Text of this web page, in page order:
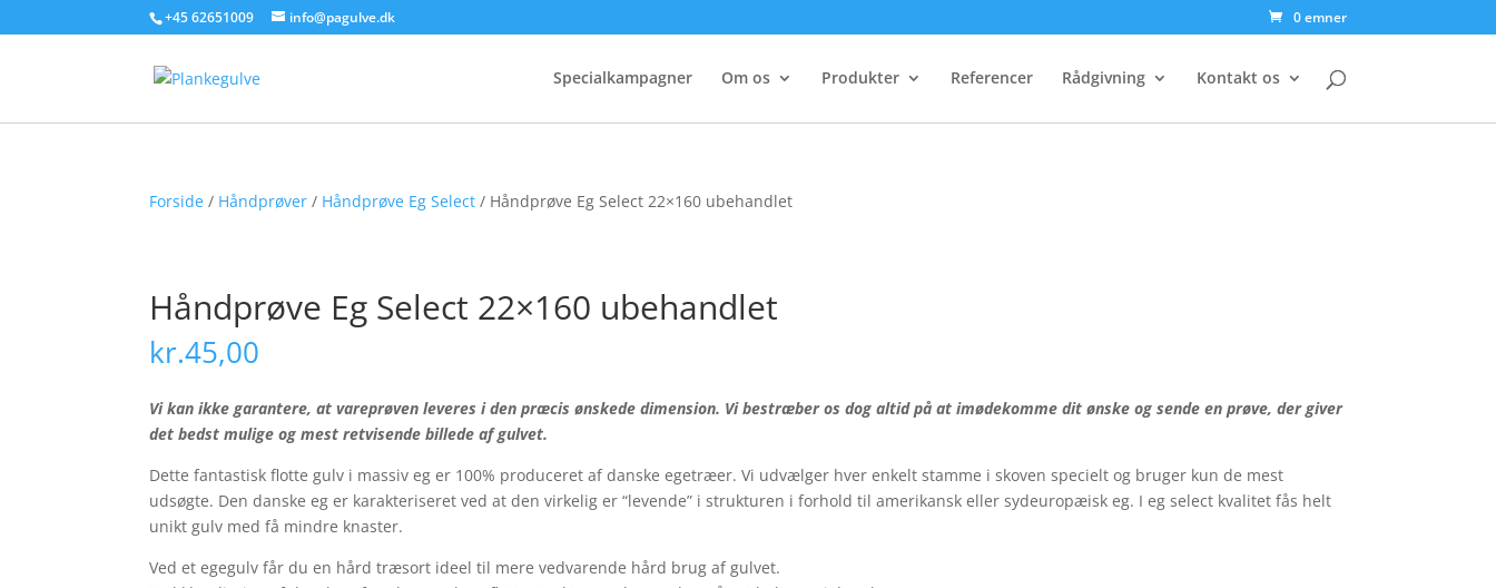
+45 62651009 info@pagulve.dk 0 emner
Specialkampagner Om os Produkter Referencer Rådgivning Kontakt os
Forside / Håndprøver / Håndprøve Eg Select / Håndprøve Eg Select 22×160 ubehandlet
Håndprøve Eg Select 22×160 ubehandlet
kr.45,00
Vi kan ikke garantere, at vareprøven leveres i den præcis ønskede dimension. Vi bestræber os dog altid på at imødekomme dit ønske og sende en prøve, der giver
det bedst mulige og mest retvisende billede af gulvet.
Dette fantastisk flotte gulv i massiv eg er 100% produceret af danske egetræer. Vi udvælger hver enkelt stamme i skoven specielt og bruger kun de mest
udsøgte. Den danske eg er karakteriseret ved at den virkelig er “levende” i strukturen i forhold til amerikansk eller sydeuropæisk eg. I eg select kvalitet fås helt
unikt gulv med få mindre knaster.
Ved et egegulv får du en hård træsort ideel til mere vedvarende hård brug af gulvet.